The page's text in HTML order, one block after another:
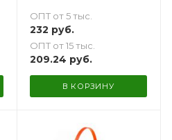
ОПТ от 5 тыс.
232 руб.
ОПТ от 15 тыс.
209.24 руб.
В КОРЗИНУ